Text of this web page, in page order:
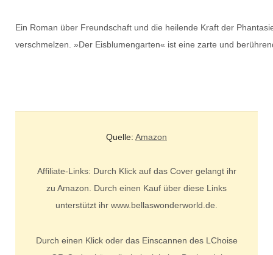
Ein Roman über Freundschaft und die heilende Kraft der
verschmelzen. »Der Eisblumengarten« ist eine zarte und
Quelle: Amazon
Affiliate-Links: Durch Klick auf das Cover gelangt ihr
zu Amazon. Durch einen Kauf über diese Links
unterstützt ihr www.bellaswonderworld.de.
Durch einen Klick oder das Einscannen des LChoise